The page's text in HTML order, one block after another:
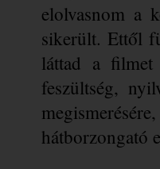
elolvasnom a
sikerült. Ettől
láttad a
feszültség,
hátborzongató